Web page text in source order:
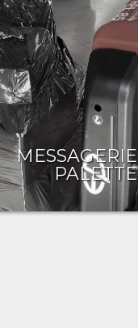
MESSAGERIE
PALETTE